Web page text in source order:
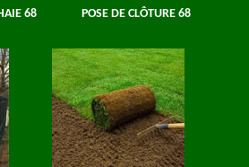
68 POSE DE CLÔTURE 68